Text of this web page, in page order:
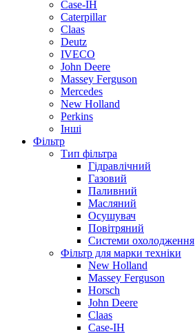
Case-IH
Caterpillar
Claas
Deutz
IVECO
John Deere
Massey Ferguson
Mercedes
New Holland
Perkins
Інші
Фільтр
Тип фільтра
Гідравлічний
Газовий
Паливний
Масляний
Осушувач
Повітряний
Системи охолодження
Фільтр для марки техніки
New Holland
Massey Ferguson
Horsch
John Deere
Claas
Case-IH